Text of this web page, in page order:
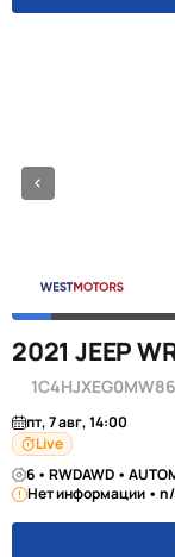
2021 JEEP
пт, 7 авг, 14:00
Live
6 • RWDAWD •
Нет информации •